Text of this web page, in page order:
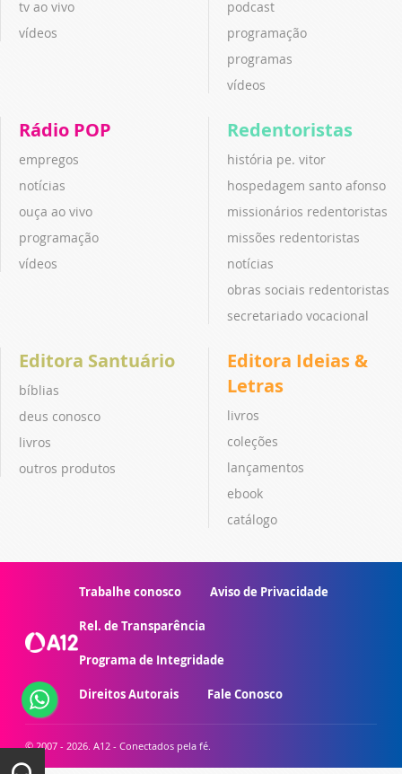
tv ao vivo
vídeos
podcast
programação
programas
vídeos
Rádio POP
empregos
notícias
ouça ao vivo
programação
vídeos
Redentoristas
história pe. vitor
hospedagem santo afonso
missionários redentoristas
missões redentoristas
notícias
obras sociais redentoristas
secretariado vocacional
Editora Santuário
bíblias
deus conosco
livros
outros produtos
Editora Ideias &
Letras
livros
coleções
lançamentos
ebook
catálogo
Trabalhe conosco Aviso de Privacidade
Rel. de Transparência
Programa de Integridade
Direitos Autorais Fale Conosco
© 2007 - 2026. A12 - Conectados pela fé.